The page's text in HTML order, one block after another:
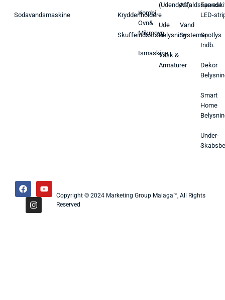
Sodavandsmaskine Krydderiholdere
Skuffeindsatser
Kombi
Ovn&
Mikroovn
Ismaskine
(Udendørs)
Ude
Belysning
Vask &
Armaturer
Affaldsspande
Vand
Systemer
LED-
Spotlys
Indb.
Dekor
Smart
Home
Under-
Copyright © 2024 Marketing Group Malaga™, All Rights
Reserved